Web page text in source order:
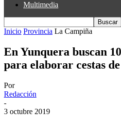
Multimedia
Inicio Provincia La Campiña
En Yunquera buscan
para elaborar cestas
Por
Redacción
-
3 octubre 2019